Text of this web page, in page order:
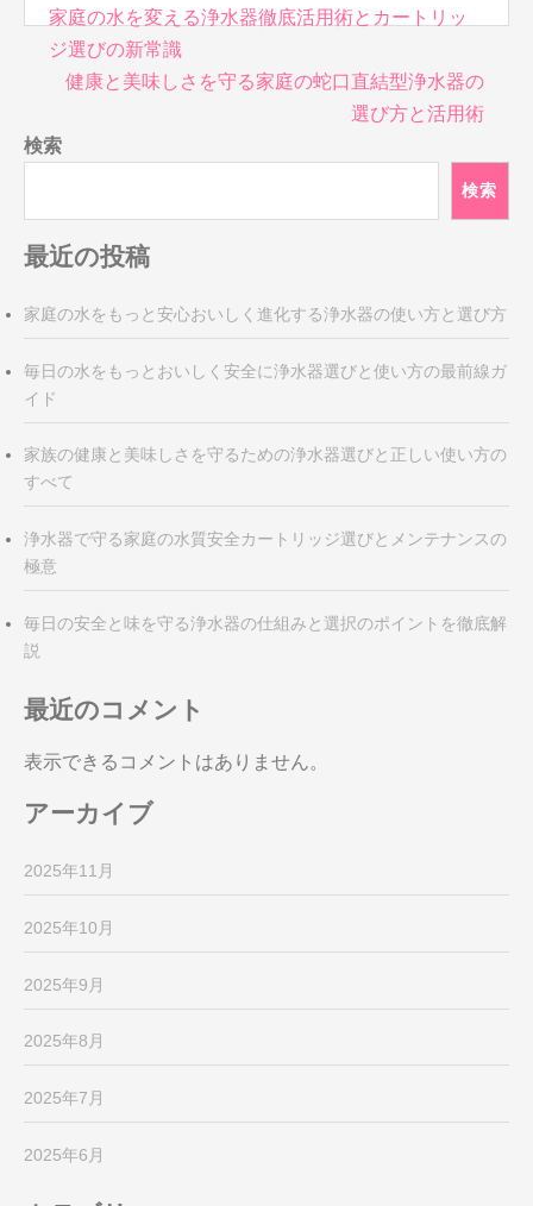
投
稿
ナ
ゲ
ー
ョ
ン
家庭の水を変える浄水器徹底活用術とカートリッ
ジ選びの新常識
健康と美味しさを守る家庭の蛇口直結型浄水器の
選び方と活用術
検索
検索
最近の投稿
家庭の水をもっと安心おいしく進化する浄水器の使い方と選び方
毎日の水をもっとおいしく安全に浄水器選びと使い方の最前線ガ
イド
家族の健康と美味しさを守るための浄水器選びと正しい使い方の
すべて
浄水器で守る家庭の水質安全カートリッジ選びとメンテナンスの
極意
毎日の安全と味を守る浄水器の仕組みと選択のポイントを徹底解
説
最近のコメント
表示できるコメントはありません。
アーカイブ
2025年11月
2025年10月
2025年9月
2025年8月
2025年7月
2025年6月